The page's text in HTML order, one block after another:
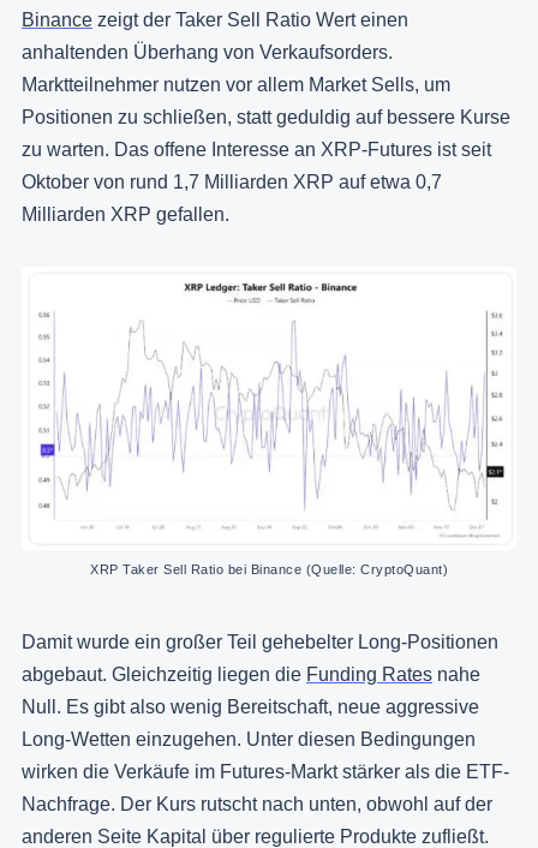
Binance zeigt der Taker Sell Ratio Wert einen
anhaltenden Überhang von Verkaufsorders.
Marktteilnehmer nutzen vor allem Market Sells, um
Positionen zu schließen, statt geduldig auf bessere Kurse
zu warten. Das offene Interesse an XRP-Futures ist seit
Oktober von rund 1,7 Milliarden XRP auf etwa 0,7
Milliarden XRP gefallen.
XRP Taker Sell Ratio bei Binance (Quelle: CryptoQuant)
Damit wurde ein großer Teil gehebelter Long-Positionen
abgebaut. Gleichzeitig liegen die Funding Rates nahe
Null. Es gibt also wenig Bereitschaft, neue aggressive
Long-Wetten einzugehen. Unter diesen Bedingungen
wirken die Verkäufe im Futures-Markt stärker als die ETF-
Nachfrage. Der Kurs rutscht nach unten, obwohl auf der
anderen Seite Kapital über regulierte Produkte zufließt.